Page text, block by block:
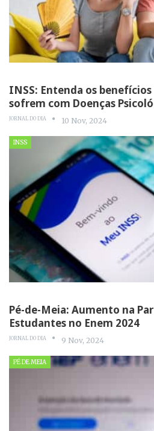
INSS: Entenda os benefícios
sofrem com Doenças
JORNAL DO DIA 10 Nov, 2024
INSS
Pé-de-Meia: Aumento na
Estudantes no Enem 2024
JORNAL DO DIA 9 Nov, 2024
PÉ DE MEIA